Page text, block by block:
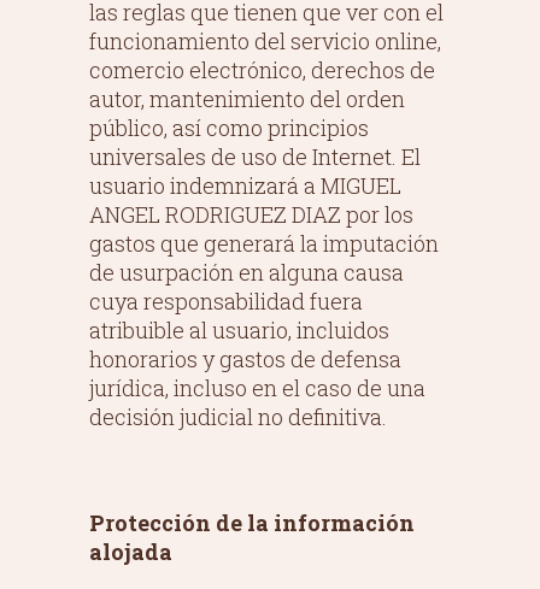
las reglas que tienen que ver con el
funcionamiento del servicio online,
comercio electrónico, derechos de
autor, mantenimiento del orden
público, así como principios
universales de uso de Internet. El
usuario indemnizará a MIGUEL
ANGEL RODRIGUEZ DIAZ por los
gastos que generará la imputación
de usurpación en alguna causa
cuya responsabilidad fuera
atribuible al usuario, incluidos
honorarios y gastos de defensa
jurídica, incluso en el caso de una
decisión judicial no definitiva.
Protección de la información
alojada